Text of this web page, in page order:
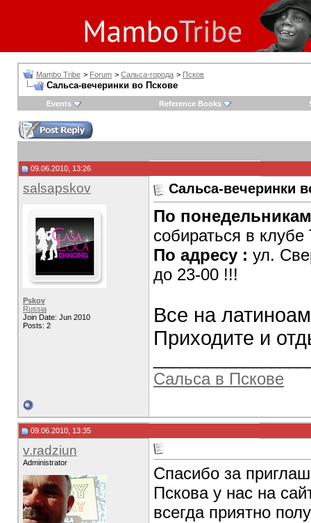
Mambo Tribe > Forum > Сальса-города > Псков
Сальса-вечеринки во Пскове
Events Reference Books
09.06.2010, 13:26
salsapskov
Pskov
Russia
Join Date: Jun 2010
Posts: 2
Сальса-вечеринки
По понедельникам
собираться в клубе
По адресу : ул.
до 23-00 !!!
Все на
Приходите и
Сальса в Пскове
09.06.2010, 13:35
v.radziun
Administrator
Спасибо за
Пскова у нас на
всегда приятно